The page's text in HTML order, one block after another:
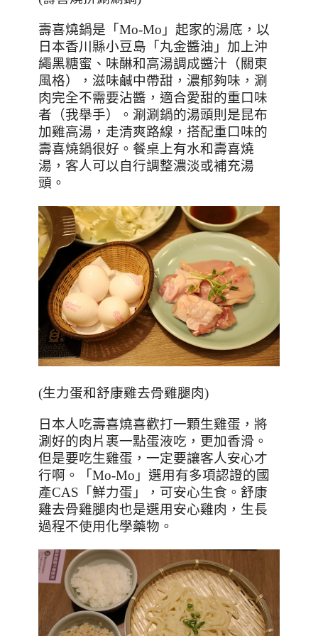
壽喜燒鍋是「Mo-Mo 」起家的湯底，以
日本香川縣小豆島「丸金醬油」加上沖
繩黑糖蜜、味醂和高湯調成醬汁（關東
風格），滋味鹹中帶甜，濃郁夠味，涮
肉完全不需要沾醬，適合愛甜的重口味
者（我舉手）。涮涮鍋的湯頭則是昆布
加雞高湯，走清爽路線，搭配重口味的
壽喜燒鍋很好。餐桌上有水和壽喜燒
湯，客人可以自行調整濃淡或補充湯
頭。
(生力蛋和舒康雞去骨雞腿肉)
日本人吃壽喜燒喜歡打一顆生雞蛋，將
涮好的肉片裹一點蛋液吃，更加香滑。
但是要吃生雞蛋，一定要讓客人安心才
行啊。「 Mo-Mo 」選用有多項認證的國
產CAS 「鮮力蛋」，可安心生食。舒康
雞去骨雞腿肉也是選用安心雞肉，生長
過程不使用化學藥物。